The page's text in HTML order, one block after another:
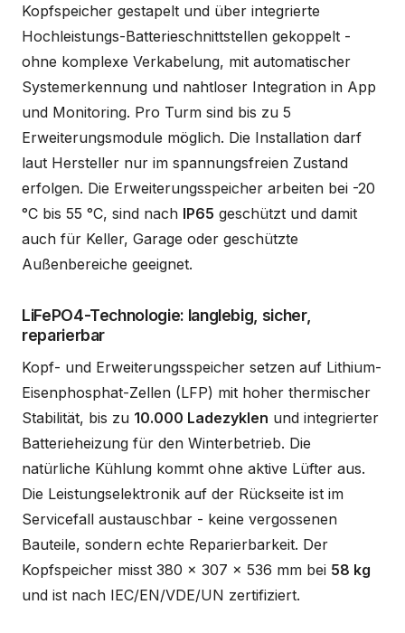
Kopfspeicher gestapelt und über integrierte
Hochleistungs-Batterieschnittstellen gekoppelt -
ohne komplexe Verkabelung, mit automatischer
Systemerkennung und nahtloser Integration in App
und Monitoring. Pro Turm sind bis zu 5
Erweiterungsmodule möglich. Die Installation darf
laut Hersteller nur im spannungsfreien Zustand
erfolgen. Die Erweiterungsspeicher arbeiten bei -20
°C bis 55 °C, sind nach IP65 geschützt und damit
auch für Keller, Garage oder geschützte
Außenbereiche geeignet.
LiFePO4-Technologie: langlebig, sicher,
reparierbar
Kopf- und Erweiterungsspeicher setzen auf Lithium-
Eisenphosphat-Zellen (LFP) mit hoher thermischer
Stabilität, bis zu 10.000 Ladezyklen und integrierter
Batterieheizung für den Winterbetrieb. Die
natürliche Kühlung kommt ohne aktive Lüfter aus.
Die Leistungselektronik auf der Rückseite ist im
Servicefall austauschbar - keine vergossenen
Bauteile, sondern echte Reparierbarkeit. Der
Kopfspeicher misst 380 x 307 x 536 mm bei 58 kg
und ist nach IEC/EN/VDE/UN zertifiziert.